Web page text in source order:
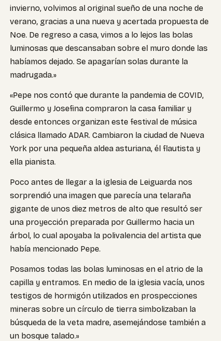
invierno, volvimos al original sueño de una noche de
verano, gracias a una nueva y acertada propuesta de
Noe. De regreso a casa, vimos a lo lejos las bolas
luminosas que descansaban sobre el muro donde las
habíamos dejado. Se apagarían solas durante la
madrugada.»
«Pepe nos contó que durante la pandemia de COVID,
Guillermo y Josefina compraron la casa familiar y
desde entonces organizan este festival de música
clásica llamado ADAR. Cambiaron la ciudad de Nueva
York por una pequeña aldea asturiana, él flautista y
ella pianista.
Poco antes de llegar a la iglesia de Leiguarda nos
sorprendió una imagen que parecía una telaraña
gigante de unos diez metros de alto que resultó ser
una proyección preparada por Guillermo hacia un
árbol, lo cual apoyaba la polivalencia del artista que
había mencionado Pepe.
Posamos todas las bolas luminosas en el atrio de la
capilla y entramos. En medio de la iglesia vacía, unos
testigos de hormigón utilizados en prospecciones
mineras sobre un círculo de tierra simbolizaban la
búsqueda de la veta madre, asemejándose también a
un bosque talado.»